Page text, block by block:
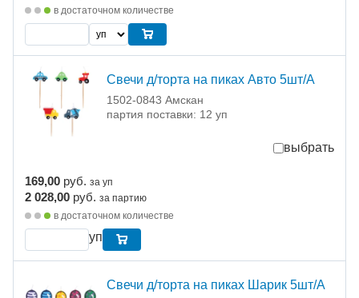
в достаточном количестве
Свечи д/торта на пиках Авто 5шт/A
1502-0843 Амскан
партия поставки: 12 уп
выбрать
169,00 руб. за уп
2 028,00 руб. за партию
в достаточном количестве
уп
Свечи д/торта на пиках Шарик 5шт/A